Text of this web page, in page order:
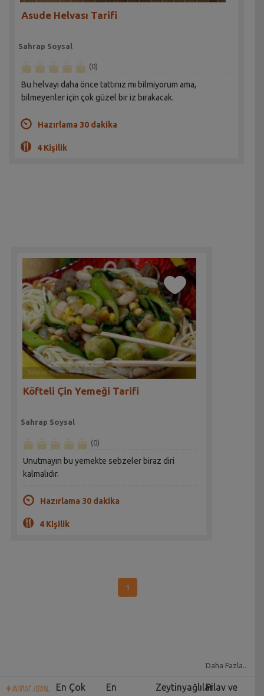
Asude Helvası Tarifi
Sahrap Soysal
(0)
Bu helvayı daha önce tattınız mı bilmiyorum ama,
bilmeyenler için çok güzel bir iz bırakacak.
Hazırlama 30 dakika
4 Kişilik
Köfteli Çin Yemeği Tarifi
Sahrap Soysal
(0)
Unutmayın bu yemekte sebzeler biraz diri
kalmalıdır.
Hazırlama 30 dakika
4 Kişilik
1
Daha Fazla..
En Çok
En
ZeytinyağlılarPilav ve